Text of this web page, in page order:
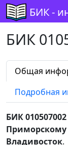
БИК -
БИК
Общая
Подробная
БИК 010507002
Владивосток.